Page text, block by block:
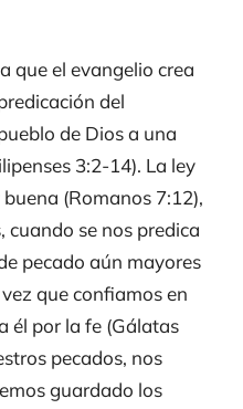
que el evangelio crea
del
de Dios a una
3:2-14). La ley
(Romanos 7:12),
cuando se nos predica
pecado aún mayores
que confiamos en
él por la fe (Gálatas
pecados, nos
guardado los